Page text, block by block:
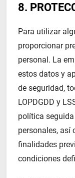
8.
Para utilizar
proporcionar
personal. La
estos datos y
de seguridad,
LOPDGDD y
política
personales, así
finalidades
condiciones